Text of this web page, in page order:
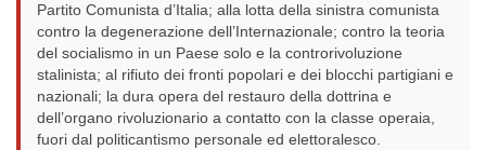
Partito Comunista d’Italia; alla lotta della sinistra comunista
contro la degenerazione dell’Internazionale; contro la teoria
del socialismo in un Paese solo e la controrivoluzione
stalinista; al rifiuto dei fronti popolari e dei blocchi partigiani e
nazionali; la dura opera del restauro della dottrina e
dell’organo rivoluzionario a contatto con la classe operaia,
fuori dal politicantismo personale ed elettoralesco.